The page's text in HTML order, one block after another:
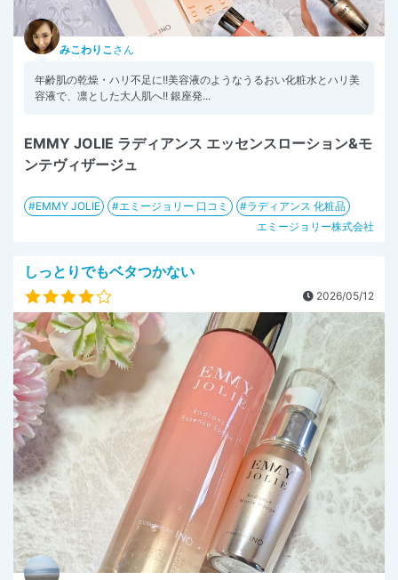
みこわりこさん
年齢肌の乾燥・ハリ不足に!!美容液のようなうるおい化粧水とハリ美
容液で、凛とした大人肌へ!! 銀座発...
EMMY JOLIE ラディアンス エッセンスローション&モ
ンテヴィザージュ
EMMY JOLIE エミージョリー 口コミ
ラディアンス 化粧品
エミージョリー株式会社
しっとりでもベタつかない
2026/05/12